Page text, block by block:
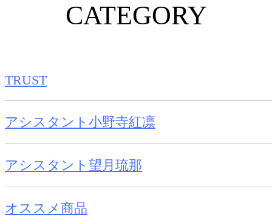
CATEGORY
TRUST
アシスタント小野寺紅凛
アシスタント望月琉那
オススメ商品